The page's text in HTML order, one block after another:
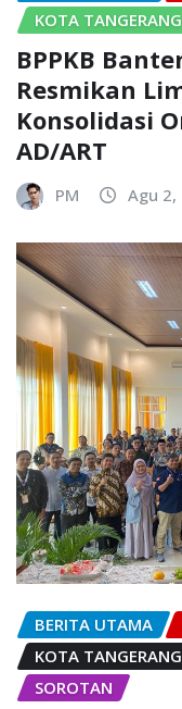
KOTA TANGERANG
BPPKB
Resmikan
Konsolidasi
AD/ART
PM Agu 2,
BERITA UTAMA
KOTA TANGERANG
SOROTAN